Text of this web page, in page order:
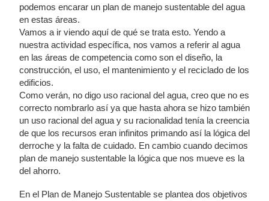
podemos encarar un plan de manejo sustentable del agua
en estas áreas.
Vamos a ir viendo aquí de qué se trata esto. Yendo a
nuestra actividad específica, nos vamos a referir al agua
en las áreas de competencia como son el diseño, la
construcción, el uso, el mantenimiento y el reciclado de los
edificios.
Como verán, no digo uso racional del agua, creo que no es
correcto nombrarlo así ya que hasta ahora se hizo también
un uso racional del agua y su racionalidad tenía la creencia
de que los recursos eran infinitos primando así la lógica del
derroche y la falta de cuidado. En cambio cuando decimos
plan de manejo sustentable la lógica que nos mueve es la
del ahorro.
En el Plan de Manejo Sustentable se plantea dos objetivos